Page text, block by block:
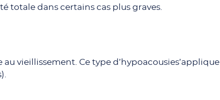
totale dans certains cas plus graves.
au vieillissement. Ce type d’hypoacousies’applique